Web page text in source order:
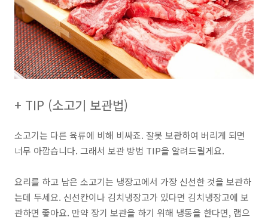
+ TIP (소고기 보관법)
소고기는 다른 육류에 비해 비싸죠. 잘못 보관하여 버리게 되면
너무 아깝습니다. 그래서 보관 방법 TIP을 알려드릴게요.
요리를 하고 남은 소고기는 냉장고에서 가장 신선한 것을 보관하
는데 두세요. 신선칸이나 김치냉장고가 있다면 김치냉장고에 보
관하면 좋아요. 만약 장기 보관을 하기 위해 냉동을 한다면, 랩으